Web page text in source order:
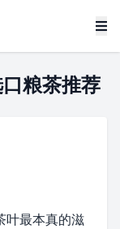
粮茶推荐
叶最本真的滋